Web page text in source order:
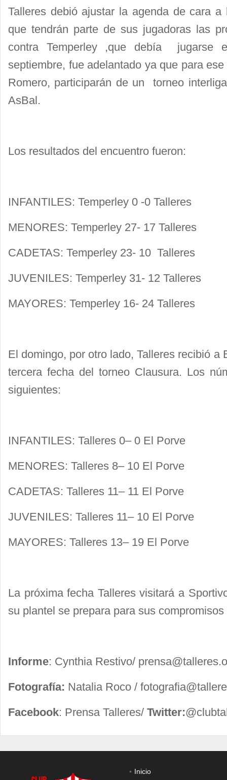
Talleres debió ajustar la agenda de cara a
que tendrán parte de sus jugadoras las
contra Temperley ,que debía jugarse
septiembre, fue adelantado ya que para
Romero, participarán de un torneo
AsBal.
Los resultados del encuentro fueron:
INFANTILES: Temperley 0 -0 Talleres
MENORES: Temperley 27- 17 Talleres
CADETAS: Temperley 23- 10 Talleres
JUVENILES: Temperley 31- 12 Talleres
MAYORES: Temperley 16- 24 Talleres
El domingo, por otro lado, Talleres recibió a
tercera fecha del torneo Clausura. Los
siguientes:
INFANTILES: Talleres 0– 0 El Porve
MENORES: Talleres 8– 10 El Porve
CADETAS: Talleres 11– 11 El Porve
JUVENILES: Talleres 11– 10 El Porve
MAYORES: Talleres 13– 19 El Porve
La próxima fecha Talleres visitará a
su plantel se prepara para sus
Informe: Cynthia Restivo/
Fotografía: Natalia Roco /
Facebook: Prensa Talleres/ Twitter:
Inicio